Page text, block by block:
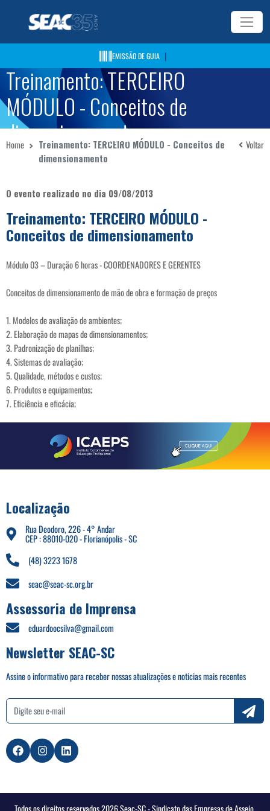
EMISSÃO DE GUIA |
Treinamento: TERCEIRO
MÓDULO - Conceitos de
dimensionamento
Home
Treinamento: TERCEIRO MÓDULO - Conceitos de
dimensionamento
Voltar
O evento realizado no dia 09/08/2013
Treinamento: TERCEIRO MÓDULO -
Conceitos de dimensionamento
Módulo 03 – Duração 6 horas - COORDENADORES E GERENTES
Conceitos de dimensionamento de mão de obra e formação de preços
1. Modelos de avaliação de ambientes;
2. Elaboração de mapas de dimensionamentos;
3. Padronização de planilhas;
4. Sistemas de avaliação;
5. Qualidade, métodos e custos;
6. Produtos e equipamentos;
7. Eficiência e eficácia;
Localização
Rua Deodoro, 226 - 4° Andar
CEP : 88010-020 - Florianópolis - SC
(48) 3223 1678
seac@seac-sc.org.br
Assessoria de Imprensa
eduardoocsilva@gmail.com
Newsletter SEAC-SC
Assine o informativo para receber nossas atualizações e noticias mais recentes
Todos os direitos reservados 2026 Seac-SC - Sindicato das Empresas de Asseio,